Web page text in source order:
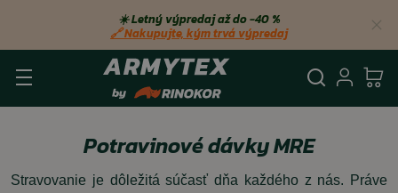
☀️ Letný výpredaj až do −40 %
🔗 Nakupujte, kým trvá výpredaj
Potravinové dávky MRE
Stravovanie je dôležitá súčasť dňa každého z nás. Práve